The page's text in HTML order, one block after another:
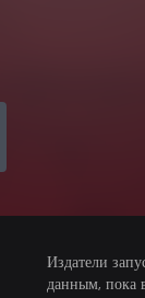
Издатели
данным, пока